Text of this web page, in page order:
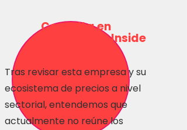
Consulta en
Inversionas Inside
Tras revisar esta empresa y su
ecosistema de precios a nivel
sectorial, entendemos que
actualmente no reúne los